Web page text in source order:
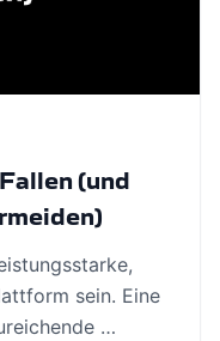
(und
sein. Eine
…